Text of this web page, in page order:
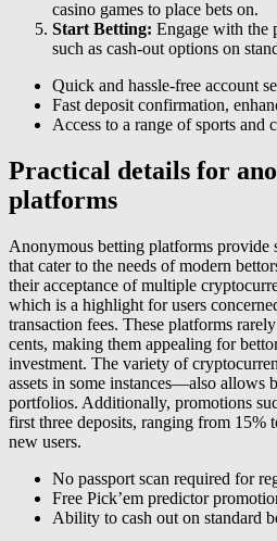
casino games to place bets on.
Start Betting: Engage with the
such as cash-out options on
Quick and hassle-free account
Fast deposit confirmation,
Access to a range of sports and
Practical details for
platforms
Anonymous betting platforms provide
that cater to the needs of modern
their acceptance of multiple
which is a highlight for users
transaction fees. These platforms
cents, making them appealing for
investment. The variety of
assets in some instances—also allows
portfolios. Additionally, promotions
first three deposits, ranging from 15%
new users.
No passport scan required for
Free Pick’em predictor
Ability to cash out on standard